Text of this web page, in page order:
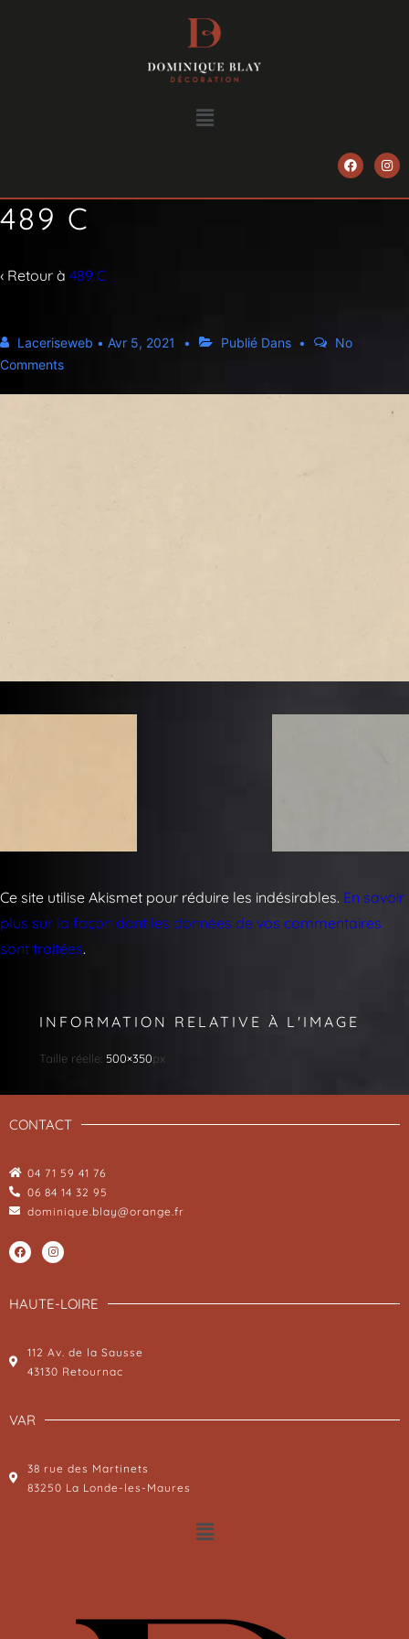
489 C
‹ Retour à 489 C
Laceriseweb • Avr 5, 2021 Publié Dans
No
Comments
Ce site utilise Akismet pour réduire les indésirables. En savoir
plus sur la façon dont les données de vos commentaires
sont traitées.
INFORMATION RELATIVE À L'IMAGE
Taille réelle: 500×350px
CONTACT
04 71 59 41 76
06 84 14 32 95
dominique.blay@orange.fr
HAUTE-LOIRE
112 Av. de la Sausse
43130 Retournac
VAR
38 rue des Martinets
83250 La Londe-les-Maures